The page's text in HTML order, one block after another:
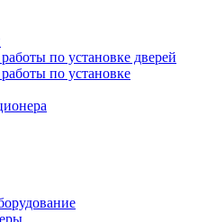
по установке дверей
по установке